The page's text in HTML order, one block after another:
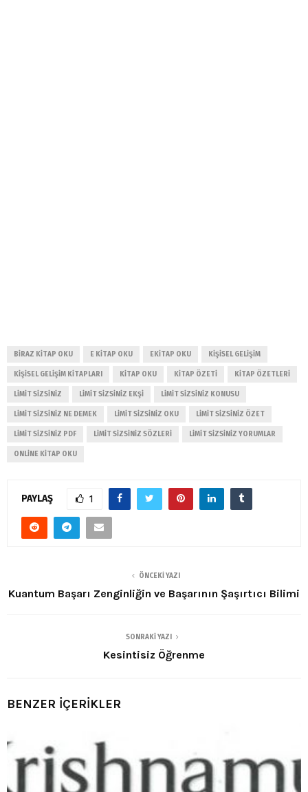
BIRAZ KITAP OKU E KITAP OKU EKITAP OKU KIŞISEL GELIŞIM
KIŞISEL GELIŞIM KITAPLARI KITAP OKU KITAP ÖZETI KITAP ÖZETLERI
LIMIT SIZSINIZ LIMIT SIZSINIZ EKŞI LIMIT SIZSINIZ KONUSU
LIMIT SIZSINIZ NE DEMEK LIMIT SIZSINIZ OKU LIMIT SIZSINIZ ÖZET
LIMIT SIZSINIZ PDF LIMIT SIZSINIZ SÖZLERI LIMIT SIZSINIZ YORUMLAR
ONLINE KITAP OKU
PAYLAŞ 1
ÖNCEKI YAZI
Kuantum Başarı Zenginliğin ve Başarının Şaşırtıcı Bilimi
SONRAKI YAZI
Kesintisiz Öğrenme
BENZER İÇERİKLER